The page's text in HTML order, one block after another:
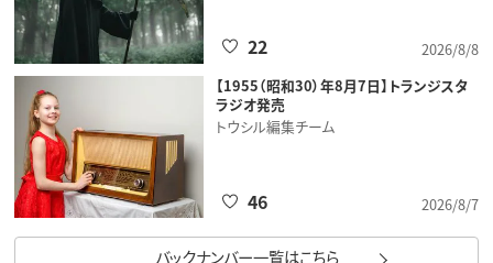
2026/8/8
22
【1955（昭和30）年8月7日】トランジスタ
ラジオ発売
トウシル編集チーム
2026/8/7
46
バックナンバー一覧はこちら